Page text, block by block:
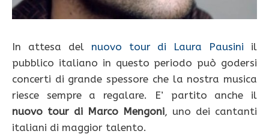
In attesa del nuovo tour di Laura Pausini il
pubblico italiano in questo periodo può godersi
concerti di grande spessore che la nostra musica
riesce sempre a regalare. E’ partito anche il
nuovo tour di Marco Mengoni, uno dei cantanti
italiani di maggior talento.